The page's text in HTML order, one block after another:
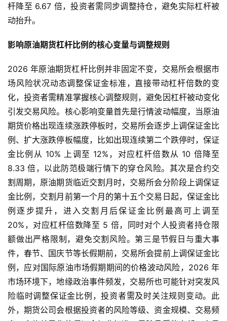
原
油
期
货
国
际
期
货
恒
指
期
杆降至 6.67 倍，投资者需同步调整持仓，避免实际杠杆被
动抬升。
影响原油期货杠杆比例的核心变量与调整规则
2026 年原油期货杠杆比例并非固定不变，交易所会根据市
场风险状况动态调整保证金标准，直接带动杠杆倍数的变
化，投资者需精准掌握核心调整规则，避免因杠杆被动变化
引发交易风险。核心影响变量首先是行情波动幅度，当原油
期货价格出现连续涨跌停板时，交易所会逐步上调保证金比
例、扩大涨跌停板幅度，比如出现连续第二个跌停时，保证
金比例从 10% 上调至 12%，对应杠杆倍数从 10 倍降至
8.33 倍，以此防范极端行情下的穿仓风险。其次是合约交
割周期，原油期货临近交割月时，交易所会分阶段上调保证
金比例，交割月前第一个月的第十五个交易日起，保证金比
例逐步提升，进入交割月后保证金比例最高可上调至
20%，对应杠杆倍数降至 5 倍，同时对个人投资者持仓限
额做出严格限制，避免交割风险。第三是节假日与重大事
件，春节、国庆节等长假期前，交易所会提前上调保证金比
例，应对国际原油市场假期期间的价格波动风险，2026 年
市场环境下，地缘政治事件频发，交易所也可能针对突发风
险临时调整保证金比例，投资者需及时关注规则变动。此
外，期货公司会根据投资者的风险等级、资金规模、交易频